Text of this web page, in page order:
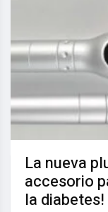
La nueva
accesorio
la diabetes!